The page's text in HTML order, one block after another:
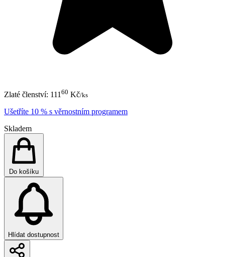
Zlaté členství: 111 60 Kč/ks
Ušetříte 10 % s věrnostním programem
Skladem
Do košíku
Hlídat dostupnost